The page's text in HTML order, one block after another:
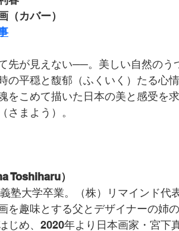
（カバー）
先が見えない──。美しい自然のう
の平穏と馥郁（ふくいく）たる心
をこめて描いた日本の美と感受を
さまよう）。
Toshiharu）
塾大学卒業。（株）リマインド代
を趣味とする父とデザイナーの姉
じめ、2020年より日本画家・宮下